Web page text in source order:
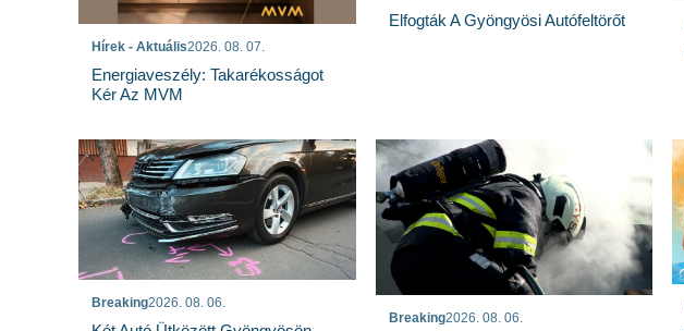
Hírek - Aktuális2026. 08. 07.
Energiaveszély: Takarékosságot
Kér Az MVM
Elfogták A Gyöngyösi Autófeltörőt
Breaking2026. 08. 06.
Breaking2026. 08. 06.